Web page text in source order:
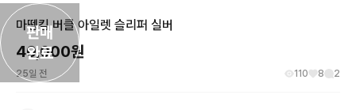
판매
완료
마뗑킴 버클 아일렛 슬리퍼 실버
40,000원
25일 전 110 8 2